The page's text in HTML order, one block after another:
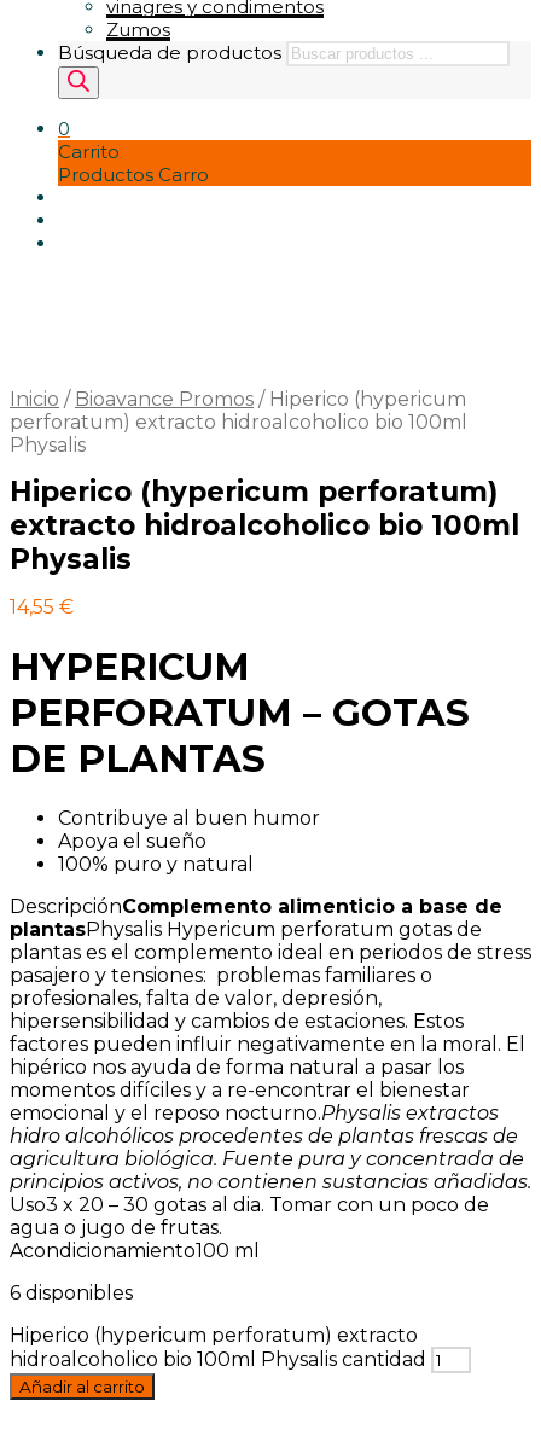
vinagres y condimentos
Zumos
Búsqueda de productos
0
Carrito
Productos Carro
Inicio / Bioavance Promos /Hiperico (hypericum
perforatum) extracto hidroalcoholico bio 100ml
Physalis
Hiperico (hypericum perforatum)
extracto hidroalcoholico bio 100ml
Physalis
14,55 €
HYPERICUM
PERFORATUM – GOTAS
DE PLANTAS
Contribuye al buen humor
Apoya el sueño
100% puro y natural
DescripciónComplemento alimenticio a base de
plantasPhysalis Hypericum perforatum gotas de
plantas es el complemento ideal en periodos de stress
pasajero y tensiones: problemas familiares o
profesionales, falta de valor, depresión,
hipersensibilidad y cambios de estaciones. Estos
factores pueden influir negativamente en la moral. El
hipérico nos ayuda de forma natural a pasar los
momentos difíciles y a re-encontrar el bienestar
emocional y el reposo nocturno.Physalis extractos
hidro alcohólicos procedentes de plantas frescas de
agricultura biológica. Fuente pura y concentrada de
principios activos, no contienen sustancias añadidas.
Uso3 x 20 – 30 gotas al dia. Tomar con un poco de
agua o jugo de frutas.
Acondicionamiento100 ml
6 disponibles
Hiperico (hypericum perforatum) extracto
hidroalcoholico bio 100ml Physalis cantidad
Añadir al carrito